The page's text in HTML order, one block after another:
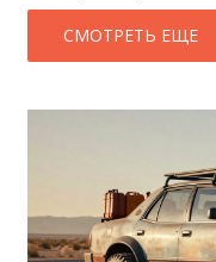
СМОТРЕТЬ ЕЩЕ